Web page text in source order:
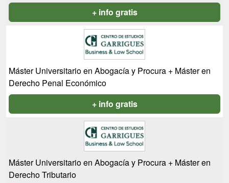
+ info gratis
Máster Universitario en Abogacía y Procura + Máster en
Derecho Penal Económico
+ info gratis
Máster Universitario en Abogacía y Procura + Máster en
Derecho Tributario